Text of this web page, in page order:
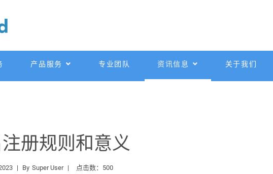
产品服务 专业团队 资讯信息 关于我们
册规则和意义
By Super User 点击数：500